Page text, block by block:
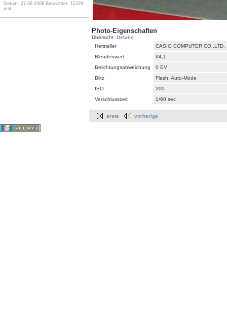
Datum: 27.09.2008 Betrachtet: 12229
mal
Photo-Eigenschaften
Übersicht Details
Hersteller
CASIO COMPUTER CO.,LTD.
Blendenwert
f/4,1
Belichtungsabweichung
0 EV
Blitz
Flash, Auto-Mode
ISO
200
Verschlusszeit
1/60 sec
erste vorherige